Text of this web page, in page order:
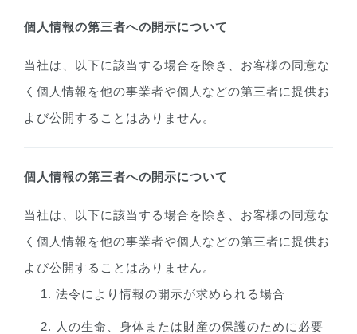
個人情報の第三者への開示について
当社は、以下に該当する場合を除き、お客様の同意な
く個人情報を他の事業者や個人などの第三者に提供お
よび公開することはありません。
個人情報の第三者への開示について
当社は、以下に該当する場合を除き、お客様の同意な
く個人情報を他の事業者や個人などの第三者に提供お
よび公開することはありません。
法令により情報の開示が求められる場合
人の生命、身体または財産の保護のために必要